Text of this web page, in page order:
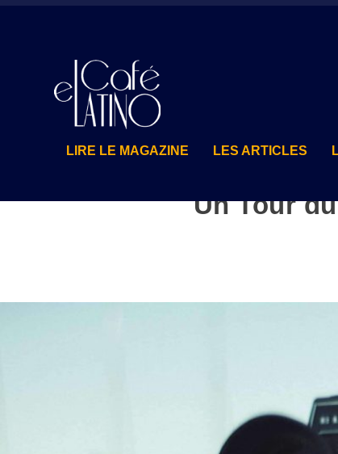
LIRE LE MAGAZINE LES ARTICLES
Un Tour